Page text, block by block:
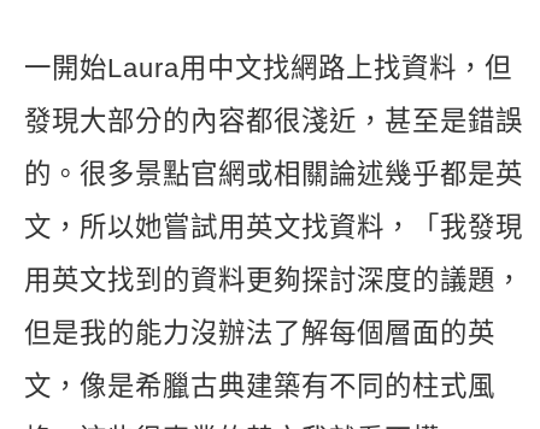
一開始Laura用中文找網路上找資料，但
發現大部分的內容都很淺近，甚至是錯誤
的。很多景點官網或相關論述幾乎都是英
文，所以她嘗試用英文找資料，「我發現
用英文找到的資料更夠探討深度的議題，
但是我的能力沒辦法了解每個層面的英
文，像是希臘古典建築有不同的柱式風